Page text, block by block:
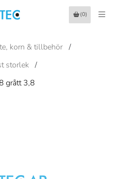
(0)
korn & tillbehör /
storlek
/
grått 3,8